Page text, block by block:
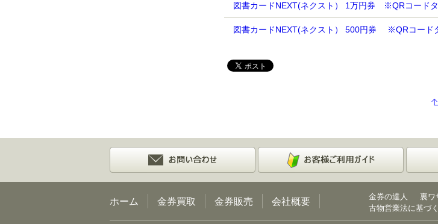
図書カードNEXT(ネクスト） 1万円券 ※QRコード
図書カードNEXT(ネクスト） 500円券 ※QRコード
ホーム 金券買取 金券販売 会社概要 金券の達人 裏ワ
古物営業法に基づ